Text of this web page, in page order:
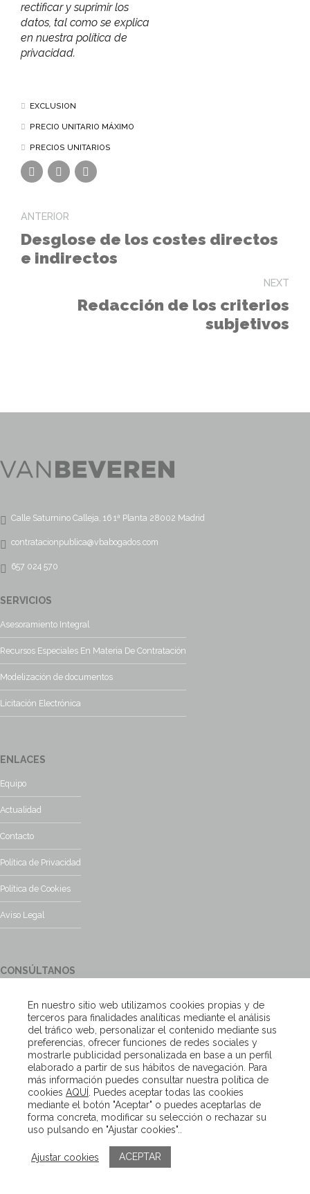
rectificar y suprimir los
datos, tal como se explica
en nuestra política de
privacidad.
EXCLUSION
PRECIO UNITARIO MÁXIMO
PRECIOS UNITARIOS
ANTERIOR
Desglose de los costes directos
e indirectos
NEXT
Redacción de los criterios
subjetivos
Calle Saturnino Calleja, 16 1ª Planta 28002 Madrid
contratacionpublica@vbabogados.com
657 024 570
SERVICIOS
Asesoramiento Integral
Recursos Especiales En Materia De Contratación
Modelización de documentos
Licitación Electrónica
ENLACES
Equipo
Actualidad
Contacto
Política de Privacidad
Política de Cookies
Aviso Legal
CONSÚLTANOS
encantados
Escríbenos
Copyright – Van Beveren 2020
En nuestro sitio web utilizamos cookies propias y de
terceros para finalidades analíticas mediante el análisis
del tráfico web, personalizar el contenido mediante sus
preferencias, ofrecer funciones de redes sociales y
mostrarle publicidad personalizada en base a un perfil
elaborado a partir de sus hábitos de navegación. Para
más información puedes consultar nuestra política de
cookies AQUÍ
. Puedes aceptar todas las cookies
mediante el botón "Aceptar" o puedes aceptarlas de
forma concreta, modificar su selección o rechazar su
uso pulsando en "Ajustar cookies"..
Ajustar cookies ACEPTAR